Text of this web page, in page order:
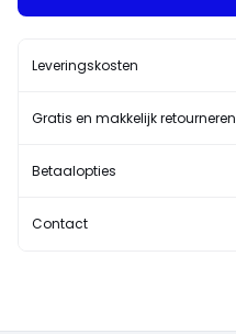
Leveringskosten
Gratis en makkelijk retourneren
Betaalopties
Contact